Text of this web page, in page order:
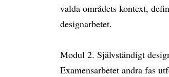
valda områdets kontext,
designarbetet.
Modul 2. Självständigt
Examensarbetet andra fas